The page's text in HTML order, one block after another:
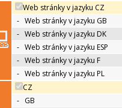
Web stránky v jazyku CZ
- Web stránky v jazyku GB
- Web stránky v jazyku DK
- Web stránky v jazyku ESP
- Web stránky v jazyku F
- Web stránky v jazyku PL
CZ
- GB